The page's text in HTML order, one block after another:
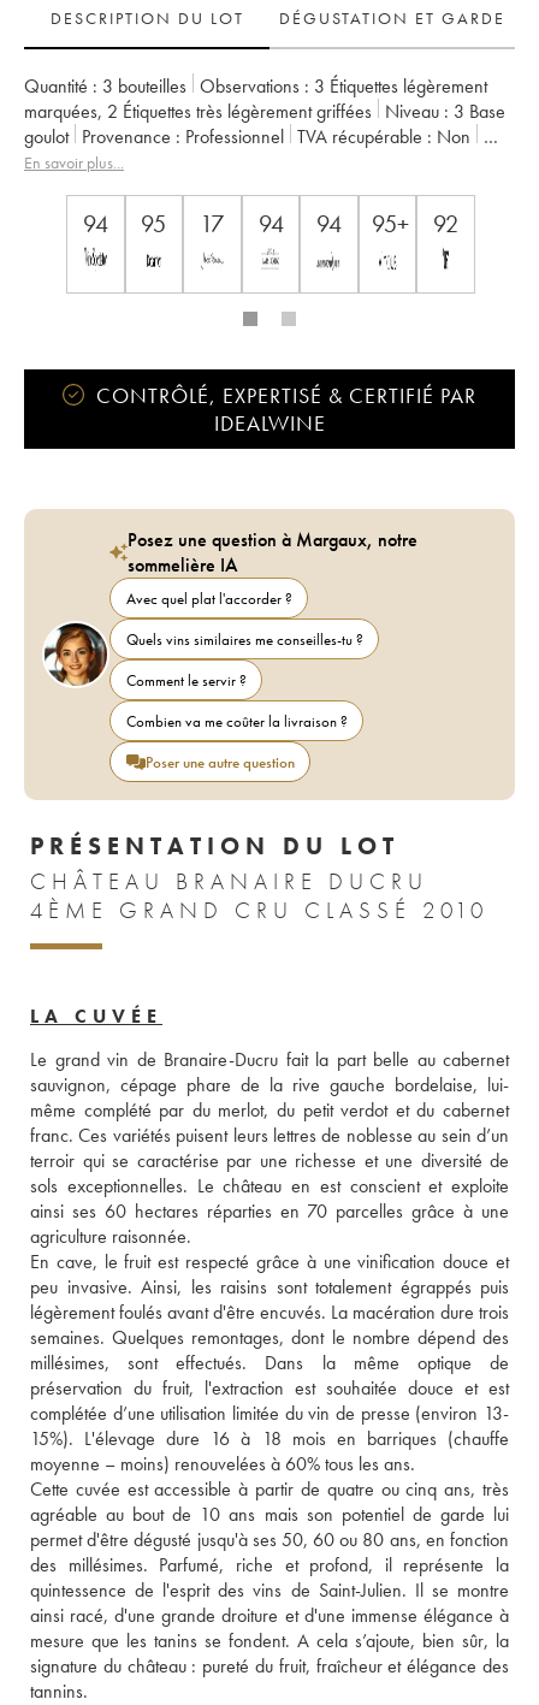
DESCRIPTION DU LOT
DÉGUSTATION ET GARDE
Quantité : 3 bouteilles Observations : 3 Étiquettes légèrement
marquées, 2 Étiquettes très légèrement griffées Niveau : 3 Base
goulot
Provenance : professionnel TVA récupérable :
non
Région :
Bordeaux
Propriétaire :
Famille Maroteaux
En savoir plus...
94 95 17 94 94 95+ 92
CONTRÔLÉ, EXPERTISÉ & CERTIFIÉ PAR
IDEALWINE
Posez une question à Margaux, notre
sommelière IA
Avec quel plat l'accorder ?
Quels vins similaires me conseilles-tu ?
Comment le servir ?
Combien va me coûter la livraison ?
Poser une autre question
PRÉSENTATION DU LOT
CHÂTEAU BRANAIRE DUCRU
4ÈME GRAND CRU CLASSÉ 2010
LA CUVÉE
Le grand vin de Branaire-Ducru fait la part belle au cabernet
sauvignon, cépage phare de la rive gauche bordelaise, lui-
même complété par du merlot, du petit verdot et du cabernet
franc. Ces variétés puisent leurs lettres de noblesse au sein d’un
terroir qui se caractérise par une richesse et une diversité de
sols exceptionnelles. Le château en est conscient et exploite
ainsi ses 60 hectares réparties en 70 parcelles grâce à une
agriculture raisonnée.
En cave, le fruit est respecté grâce à une vinification douce et
peu invasive. Ainsi, les raisins sont totalement égrappés puis
légèrement foulés avant d'être encuvés. La macération dure trois
semaines. Quelques remontages, dont le nombre dépend des
millésimes, sont effectués. Dans la même optique de
préservation du fruit, l'extraction est souhaitée douce et est
complétée d’une utilisation limitée du vin de presse (environ 13-
15%). L'élevage dure 16 à 18 mois en barriques (chauffe
moyenne – moins) renouvelées à 60% tous les ans.
Cette cuvée est accessible à partir de quatre ou cinq ans, très
agréable au bout de 10 ans mais son potentiel de garde lui
permet d'être dégusté jusqu'à ses 50, 60 ou 80 ans, en fonction
des millésimes. Parfumé, riche et profond, il représente la
quintessence de l'esprit des vins de Saint-Julien. Il se montre
ainsi racé, d'une grande droiture et d'une immense élégance à
mesure que les tanins se fondent. A cela s’ajoute, bien sûr, la
signature du château : pureté du fruit, fraîcheur et élégance des
tannins.